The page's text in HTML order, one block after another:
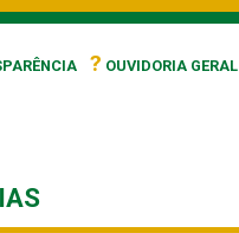
? OUVIDORIA GERAL